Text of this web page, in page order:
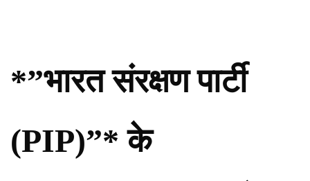
*”भारत संरक्षण पार्टी
(PIP)”* के